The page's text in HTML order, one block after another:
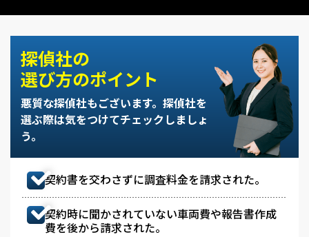
探偵社の
選び方のポイント
悪質な探偵社もございます。 探偵社を
選ぶ際は気をつけてチェックしましょ
う。
契約書を交わさずに調査料金を請求された。
契約時に聞かされていない車両費や報告書作成
費を後から請求された。